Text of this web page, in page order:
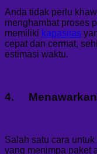
Anda tidak perlu
menghambat proses
memiliki kapasitas
cepat dan cermat,
estimasi waktu.
4. Menawarkan
Salah satu cara
yang menimpa paket